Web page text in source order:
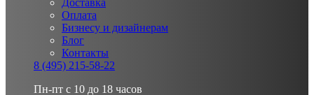
Доставка
Оплата
Бизнесу и дизайнерам
Блог
Контакты
8 (495) 215-58-22
Пн-пт с 10 до 18 часов